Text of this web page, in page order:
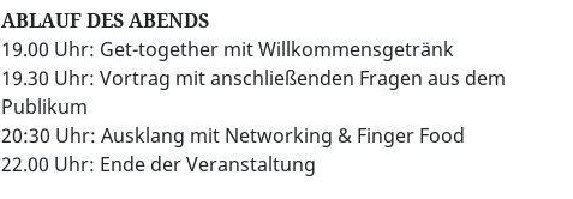
ABLAUF DES ABENDS
19.00 Uhr: Get-together mit Willkommensgetränk
19.30 Uhr: Vortrag mit anschließenden Fragen aus dem
Publikum
20:30 Uhr: Ausklang mit Networking & Finger Food
22.00 Uhr: Ende der Veranstaltung